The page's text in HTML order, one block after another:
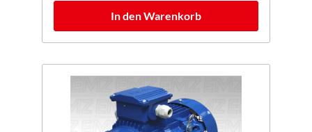
In den Warenkorb